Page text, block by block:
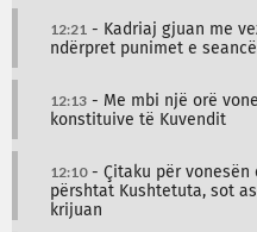
12:21 - Kadriaj gjuan me
ndërpret punimet e
12:13 - Me mbi një orë
konstituive të Kuvendit
12:10- Çitaku për vonesën
përshtat Kushtetuta, sot
krijuan